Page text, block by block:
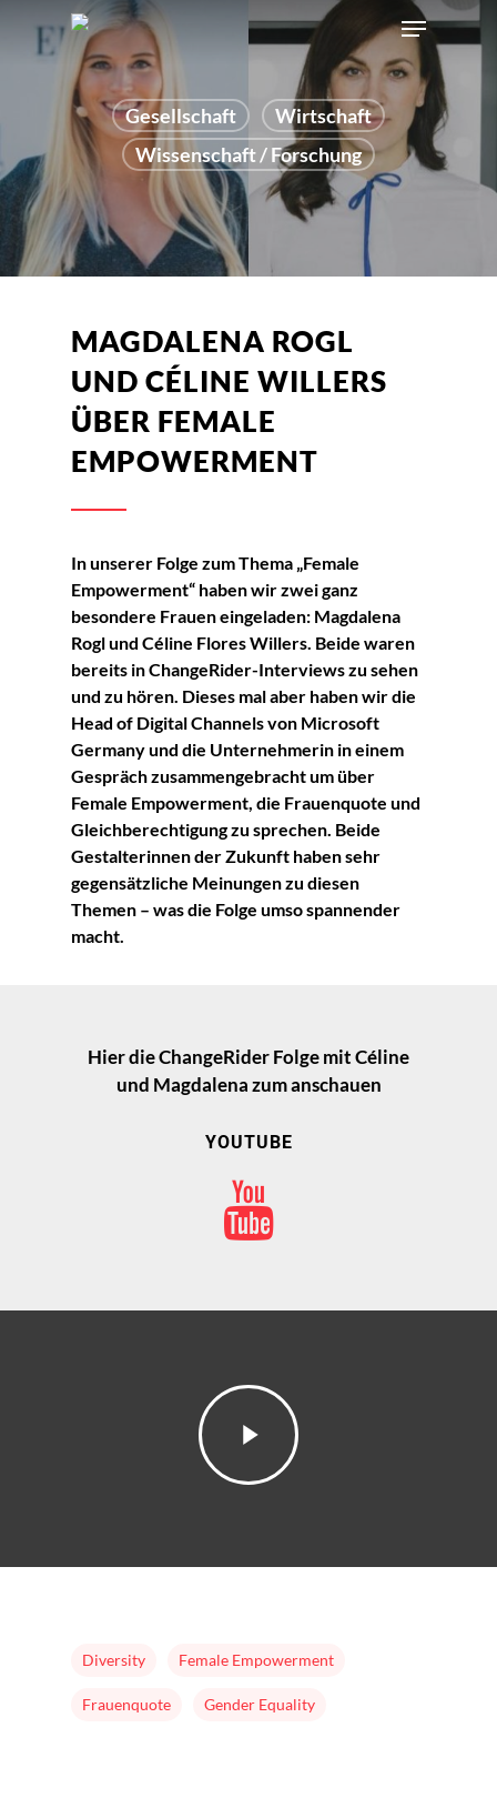
Gesellschaft
Wirtschaft
Wissenschaft / Forschung
MAGDALENA ROGL
UND CÉLINE WILLERS
ÜBER FEMALE
EMPOWERMENT
In unserer Folge zum Thema „Female
Empowerment“ haben wir zwei ganz
besondere Frauen eingeladen: Magdalena
Rogl und Céline Flores Willers. Beide waren
bereits in ChangeRider-Interviews zu sehen
und zu hören. Dieses mal aber haben wir die
Head of Digital Channels von Microsoft
Germany und die Unternehmerin in einem
Gespräch zusammengebracht um über
Female Empowerment, die Frauenquote und
Gleichberechtigung zu sprechen. Beide
Gestalterinnen der Zukunft haben sehr
gegensätzliche Meinungen zu diesen
Themen – was die Folge umso spannender
macht.
Hier die ChangeRider Folge mit Céline
und Magdalena zum anschauen
YOUTUBE
Diversity Female Empowerment
Frauenquote Gender Equality
Home